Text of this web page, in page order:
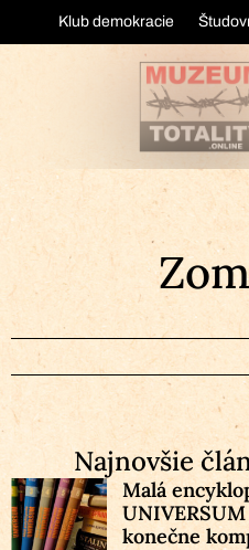
Klub demokracie
Najnovšie
Malá
konečne